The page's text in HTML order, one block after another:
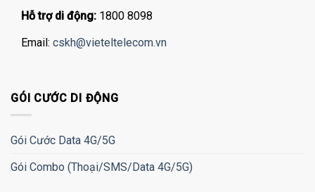
Hỗ trợ di động: 1800 8098
Email: cskh@vieteltelecom.vn
GÓI CƯỚC DI ĐỘNG
Gói Cước Data 4G/5G
Gói Combo (Thoại/SMS/Data 4G/5G)